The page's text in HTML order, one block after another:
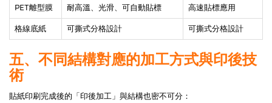
PET離型膜
耐高溫、光滑、可自動貼標
高速貼標應用
格線底紙
可撕式分格設計 可撕式分格設計
五、不同結構對應的加工方式與印後技
術
貼紙印刷完成後的「印後加工」與結構也密不可分：